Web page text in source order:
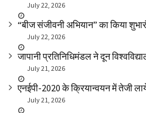
July 22, 2026
“बीज संजीवनी अभियान” का किया
July 22, 2026
जापानी प्रतिनिधिमंडल ने दून
July 21, 2026
एनईपी-2020 के क्रियान्वयन में तेजी
July 21, 2026